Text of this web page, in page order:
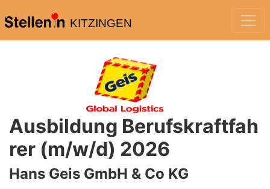
KITZINGEN
Ausbildung Berufskraftfah
rer (m/w/d) 2026
Hans Geis GmbH & Co KG